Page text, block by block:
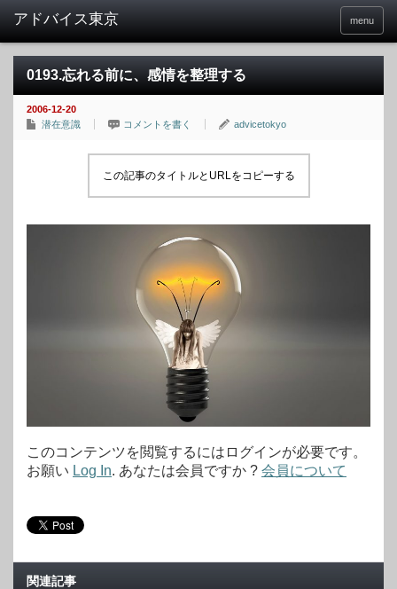
menu
0193.忘れる前に、感情を整理する
2006-12-20
潜在意識
コメントを書く advicetokyo
この記事のタイトルとURLをコピーする
このコンテンツを閲覧するにはログインが必要です。
お願い Log In. あなたは会員ですか ? 会員について
関連記事